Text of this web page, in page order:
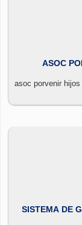
ASOC
asoc porvenir
SISTEMA DE